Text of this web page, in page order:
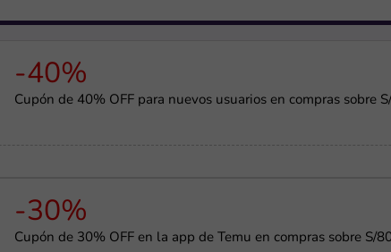
-40%
Cupón de 40% OFF para nuevos usuarios en compras sobre
-30%
Cupón de 30% OFF en la app de Temu en compras sobre S/